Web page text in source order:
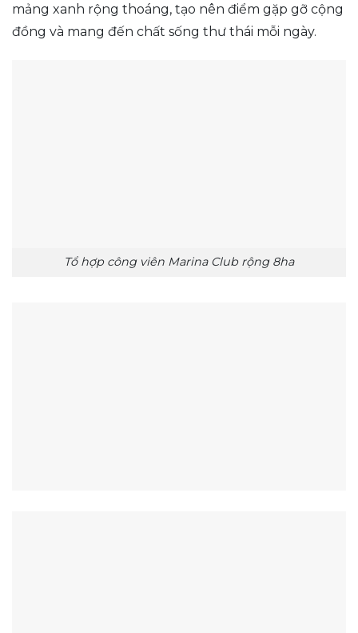
mảng xanh rộng thoáng, tạo nên điểm gặp gỡ cộng
đồng và mang đến chất sống thư thái mỗi ngày.
Tổ hợp công viên Marina Club rộng 8ha